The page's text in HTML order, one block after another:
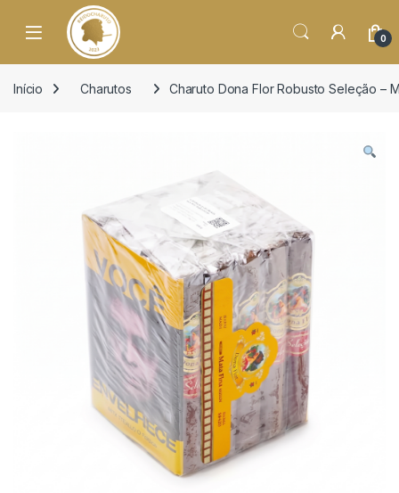
Open 0
Início Charutos Charuto Dona Flor Robusto Seleção –